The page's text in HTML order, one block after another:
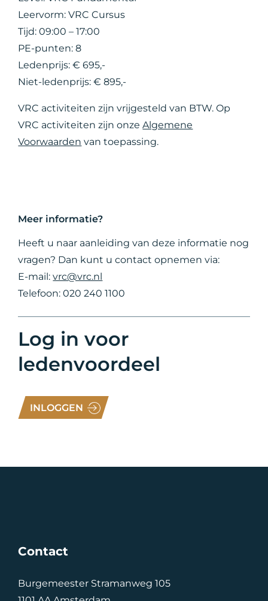
Leervorm: VRC Cursus
Tijd: 09:00 – 17:00
PE-punten: 8
Ledenprijs: € 695,-
Niet-ledenprijs: € 895,-
VRC activiteiten zijn vrijgesteld van BTW. Op
VRC activiteiten zijn onzeAlgemene
Voorwaarden van toepassing.
Meer informatie?
Heeft u naar aanleiding van deze informatie nog
vragen? Dan kunt u contact opnemen via:
E-mail:vrc@vrc.nl
Telefoon: 020 240 1100
Log in voor
ledenvoordeel
INLOGGEN
Contact
Burgemeester Stramanweg 105